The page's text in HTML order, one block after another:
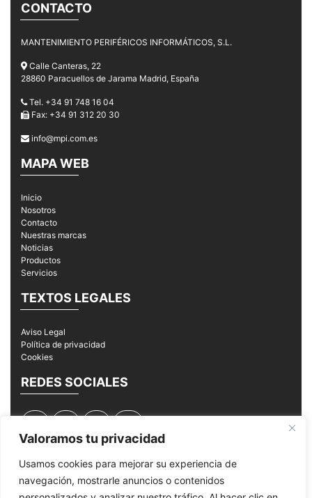
Valoramos tu privacidad
Usamos cookies para mejorar su experiencia de
navegación, mostrarle anuncios o contenidos
CONTACTO
MANTENIMIENTO PERIFÉRICOS INFORMÁTICOS, S.L.
Calle Canteras, 22
28860 Paracuellos de Jarama Madrid, España
Tel. +34 91 748 16 04
Fax: +34 91 312 20 30
info@mpi.com.es
MAPA WEB
Inicio
Nosotros
Contacto
Nuestras marcas
Noticias
Productos
Servicios
TEXTOS LEGALES
Aviso Legal
Política de privacidad
Cookies
REDES SOCIALES
© 2026MPI Mantenimiento Periféricos Informáticos